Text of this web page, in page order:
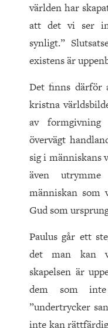
världen har
att det vi ser
synligt.”
existens är
Det finns därför
kristna
av
övervägt
sig i människans
även
människan som
Gud som
Paulus går ett
det man kan
skapelsen är
dem som
”undertrycker
inte kan